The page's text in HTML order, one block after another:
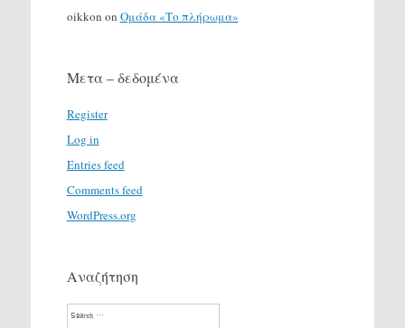
oikkon on Ομάδα «Το πλήρωμα»
Μετα – δεδομένα
Register
Log in
Entries feed
Comments feed
WordPress.org
Αναζήτηση
Search